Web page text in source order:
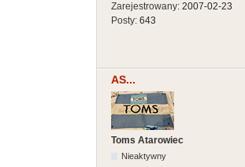
Zarejestrowany: 2007-02-23
Posty: 643
AS...
Toms Atarowiec
Nieaktywny